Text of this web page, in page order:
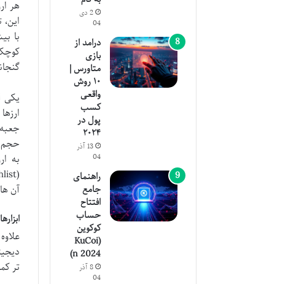
هر
حجم
به
آن
تر
2 دی
04
درامد از
بازی
متاورس |
۱۰ روش
واقعی
کسب
پول در
۲۰۲۴
13 آذر
04
راهنمای
جامع
افتتاح
حساب
کوکوین
(KuCoi
n 2024)
8 آذر
04